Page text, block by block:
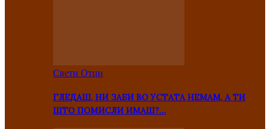
Свети Отци
ГЛЕДАШ, НИ ЗАБИ ВО УСТАТА НЕМАМ, А ТИ
ШТО ПОМИСЛИ ИМАШ?…